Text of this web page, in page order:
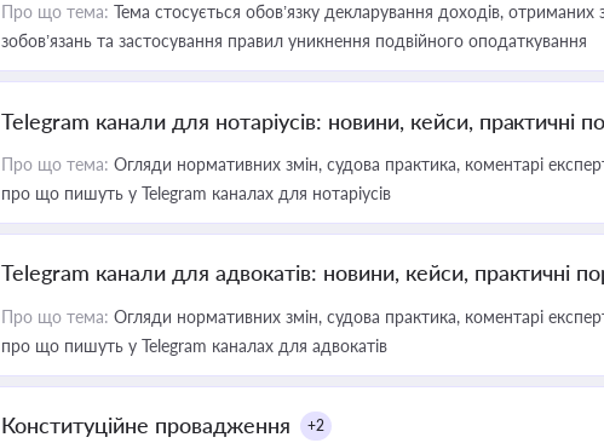
Про що тема: Тема стосується обов’язку декларування доходів,
зобов’язань та застосування правил уникнення подвійного оподаткування
Telegram канали для нотаріусів: новини, кейси, практичні
Про що тема: Огляди нормативних змін, судова практика, коментарі
про що пишуть у Telegram каналах для нотаріусів
Telegram канали для адвокатів: новини, кейси, практичні
Про що тема: Огляди нормативних змін, судова практика, коментарі
про що пишуть у Telegram каналах для адвокатів
Конституційне провадження +2